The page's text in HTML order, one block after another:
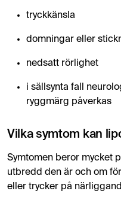
tryckkänsla
domningar eller
nedsatt rörlighet
i sällsynta fall
ryggmärg påverkas
Vilka symtom kan
Symtomen beror mycket
utbredd den är och om
eller trycker på